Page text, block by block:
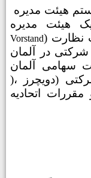
هیئت مدیره
Vorstand
در آلمان
سهامی آلمان
)، قانون حاکمیت شرکتی (دویچرز
اتحادیه